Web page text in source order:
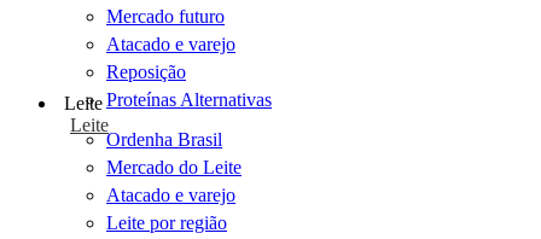
Mercado futuro
Atacado e varejo
Reposição
Proteínas Alternativas
Leite
Leite
Ordenha Brasil
Mercado do Leite
Atacado e varejo
Leite por região